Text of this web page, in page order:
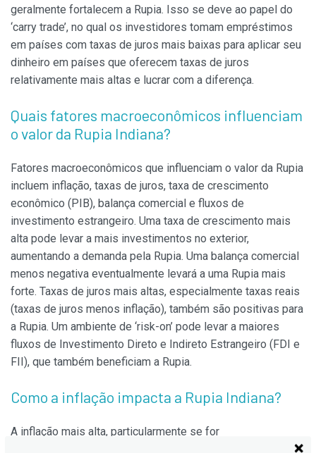
geralmente fortalecem a Rupia. Isso se deve ao papel do
‘carry trade’, no qual os investidores tomam empréstimos
em países com taxas de juros mais baixas para aplicar seu
dinheiro em países que oferecem taxas de juros
relativamente mais altas e lucrar com a diferença.
Quais fatores macroeconômicos influenciam
o valor da Rupia Indiana?
Fatores macroeconômicos que influenciam o valor da Rupia
incluem inflação, taxas de juros, taxa de crescimento
econômico (PIB), balança comercial e fluxos de
investimento estrangeiro. Uma taxa de crescimento mais
alta pode levar a mais investimentos no exterior,
aumentando a demanda pela Rupia. Uma balança comercial
menos negativa eventualmente levará a uma Rupia mais
forte. Taxas de juros mais altas, especialmente taxas reais
(taxas de juros menos inflação), também são positivas para
a Rupia. Um ambiente de ‘risk-on’ pode levar a maiores
fluxos de Investimento Direto e Indireto Estrangeiro (FDI e
FII), que também beneficiam a Rupia.
Como a inflação impacta a Rupia Indiana?
A inflação mais alta, particularmente se for